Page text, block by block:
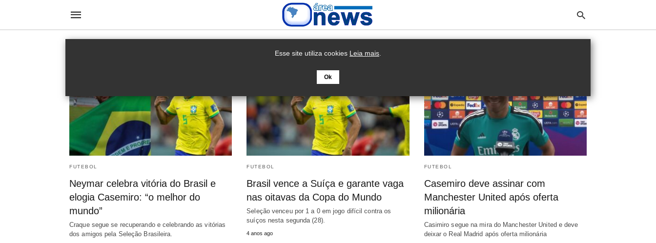
FUTEBOL
Neymar celebra vitória do Brasil e
elogia Casemiro: “o melhor do
mundo”
Craque segue se recuperando e celebrando as vitórias
dos amigos pela Seleção Brasileira.
FUTEBOL
Brasil vence a Suíça e garante vaga
nas oitavas da Copa do Mundo
Seleção venceu por 1 a 0 em jogo difícil contra os
suíços nesta segunda (28).
4 anos ago
FUTEBOL
Casemiro deve assinar com
Manchester United após oferta
milionária
Casimiro segue na mira do Manchester United e deve
deixar o Real Madrid após oferta milionária
Esse site utiliza cookies Leia mais
Ok